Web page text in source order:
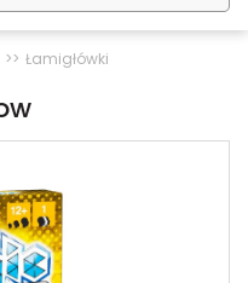
Łamigłówki